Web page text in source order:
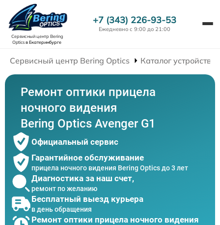
Сервисный центр Bering
Opticsв Екатеринбурге
+7 (343) 226-93-53
Ежедневно с 9:00 до 21:00
Сервисный центр Bering Optics Каталог устройств
Ремонт оптики прицела
ночного видения
Bering Optics Avenger G1
Официальный сервис
Гарантийное обслуживание
прицела ночного видения Bering Optics до 3 лет
Диагностика за наш счет,
ремонт по желанию
Бесплатный выезд курьера
в день обращения
Ремонт оптики прицела ночного видения